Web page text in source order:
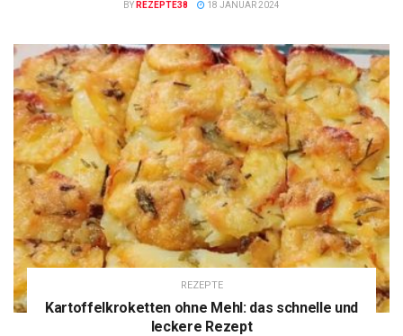
BY REZEPTE38 18 JANUAR 2024
REZEPTE
Kartoffelkroketten ohne Mehl: das schnelle und
leckere Rezept